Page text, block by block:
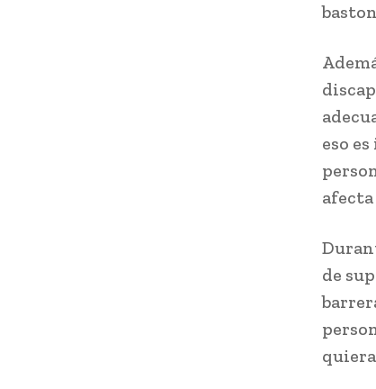
eso
de